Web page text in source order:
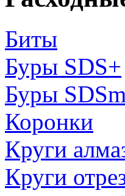
Биты
Буры SDS+
Буры
Коронки
Круги
Круги